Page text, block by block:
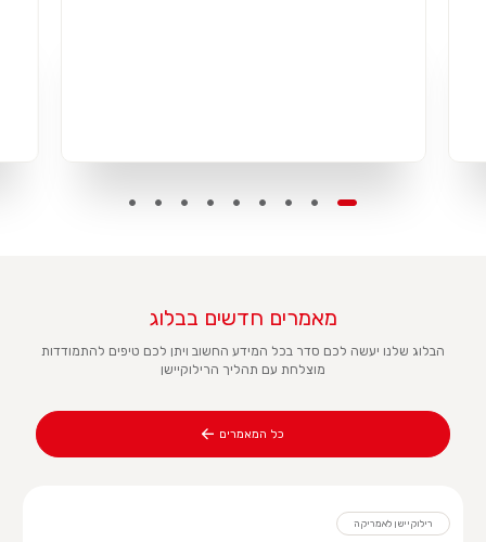
מאמרים חדשים בבלוג
הבלוג שלנו יעשה לכם סדר בכל המידע החשוב ויתן לכם טיפים להתמודדות
מוצלחת עם תהליך הרילוקיישן
כל המאמרים